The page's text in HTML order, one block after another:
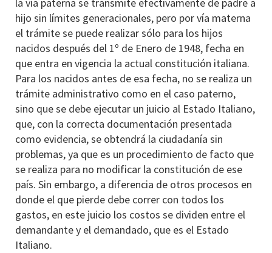
la vía paterna se transmite efectivamente de padre a
hijo sin límites generacionales, pero por vía materna
el trámite se puede realizar sólo para los hijos
nacidos después del 1º de Enero de 1948, fecha en
que entra en vigencia la actual constitución italiana.
Para los nacidos antes de esa fecha, no se realiza un
trámite administrativo como en el caso paterno,
sino que se debe ejecutar un juicio al Estado Italiano,
que, con la correcta documentación presentada
como evidencia, se obtendrá la ciudadanía sin
problemas, ya que es un procedimiento de facto que
se realiza para no modificar la constitución de ese
país. Sin embargo, a diferencia de otros procesos en
donde el que pierde debe correr con todos los
gastos, en este juicio los costos se dividen entre el
demandante y el demandado, que es el Estado
Italiano.